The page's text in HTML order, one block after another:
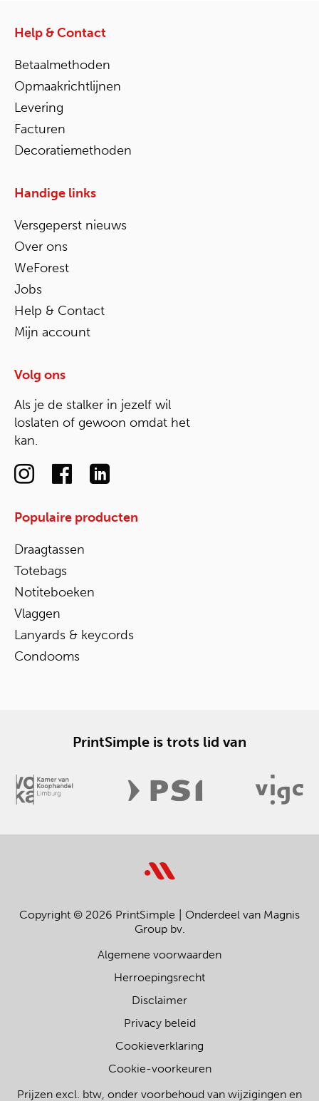
Help & Contact
Betaalmethoden
Opmaakrichtlijnen
Levering
Facturen
Decoratiemethoden
Handige links
Versgeperst nieuws
Over ons
WeForest
Jobs
Help & Contact
Mijn account
Volg ons
Als je de stalker in jezelf wil
loslaten of gewoon omdat het
kan.
Populaire producten
Draagtassen
Totebags
Notiteboeken
Vlaggen
Lanyards & keycords
Condooms
PrintSimple is trots lid van
Copyright © 2026 PrintSimple
Onderdeel van Magnis
Group bv.
Algemene voorwaarden
Herroepingsrecht
Disclaimer
Privacy beleid
Cookieverklaring
Cookie-voorkeuren
Prijzen excl. btw, onder voorbehoud van wijzigingen en